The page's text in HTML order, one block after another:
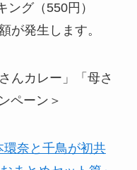
グ（550円）
が発生します。
んカレー」「母さ
ペーン＞